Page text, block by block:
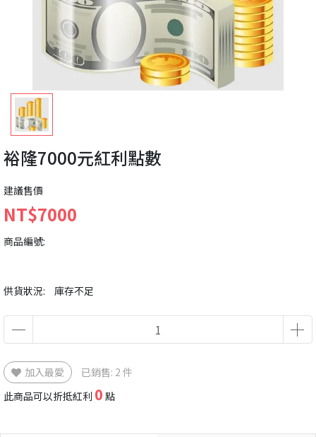
裕隆7000元紅利點數
建議售價
NT$7000
商品編號:
供貨狀況: 庫存不足
加入最愛
已銷售: 2 件
此商品可以折抵紅利 0 點